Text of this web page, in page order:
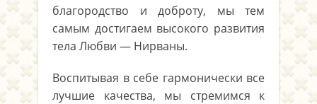
благородство и доброту, мы тем
самым достигаем высокого развития
тела Любви — Нирваны.
Воспитывая в себе гармонически все
лучшие качества, мы стремимся к